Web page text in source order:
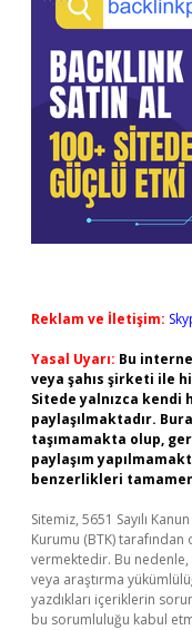
Reklam ve İletişim:
Yasal Uyarı: Bu
veya şahıs şirketi ile
Sitede yalnızca kendi
paylaşılmaktadır.
taşımamakta olup,
paylaşım
benzerlikleri
Sitemiz, 5651 Sayılı
Kurumu (BTK) tarafından
vermektedir. Bu
veya araştırma
yazdıkları içeriklerin
bu sorumluluğu kabul